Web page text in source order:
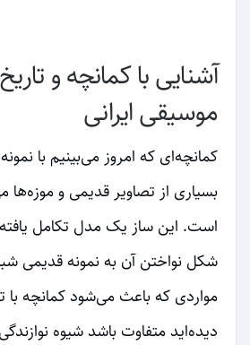
آشنایی با کمانچه و
موسیقی ایرانی
کمانچه‌ای که امروز می‌بینیم با
بسیاری از تصاویر قدیمی و موزه‌ها
است. این ساز یک مدل تکامل
شکل نواختن آن به نمونه قدیمی
مواردی که باعث می‌شود کمانچه با
دیده‌اید متفاوت باشد شیوه